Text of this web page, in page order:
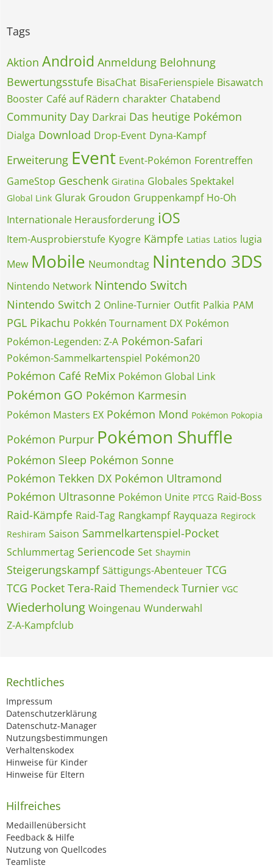
Tags
Aktion Android Anmeldung Belohnung
Bewertungsstufe BisaChat BisaFerienspiele Bisawatch
Booster Café auf Rädern charakter Chatabend
Community Day Darkrai Das heutige Pokémon
Dialga Download Drop-Event Dyna-Kampf
Erweiterung Event Event-Pokémon Forentreffen
GameStop Geschenk Giratina Globales Spektakel
Global Link Glurak Groudon Gruppenkampf Ho-Oh
Internationale Herausforderung iOS
Item-Ausprobierstufe Kyogre Kämpfe Latias Latios lugia
Mew Mobile Neumondtag Nintendo 3DS
Nintendo Network Nintendo Switch
Nintendo Switch 2 Online-Turnier Outfit Palkia PAM
PGL Pikachu Pokkén Tournament DX Pokémon
Pokémon-Legenden: Z-A Pokémon-Safari
Pokémon-Sammelkartenspiel Pokémon20
Pokémon Café ReMix Pokémon Global Link
Pokémon GO Pokémon Karmesin
Pokémon Masters EX Pokémon Mond Pokémon Pokopia
Pokémon Purpur Pokémon Shuffle
Pokémon Sleep Pokémon Sonne
Pokémon Tekken DX Pokémon Ultramond
Pokémon Ultrasonne Pokémon Unite PTCG Raid-Boss
Raid-Kämpfe Raid-Tag Rangkampf Rayquaza Regirock
Reshiram Saison Sammelkartenspiel-Pocket
Schlummertag Seriencode Set Shaymin
Steigerungskampf Sättigungs-Abenteuer TCG
TCG Pocket Tera-Raid Themendeck Turnier VGC
Wiederholung Woingenau Wunderwahl
Z-A-Kampfclub
Rechtliches
Impressum
Datenschutzerklärung
Datenschutz-Manager
Nutzungsbestimmungen
Verhaltenskodex
Hinweise für Kinder
Hinweise für Eltern
Hilfreiches
Medaillenübersicht
Feedback & Hilfe
Nutzung von Quellcodes
Teamliste